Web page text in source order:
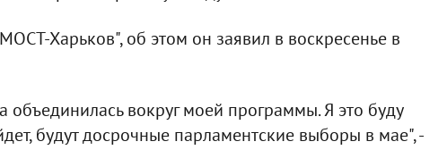
Харьков", об этом он заявил в воскресенье в
объединилась вокруг моей программы. Я это буду
будут досрочные парламентские выборы в мае", -